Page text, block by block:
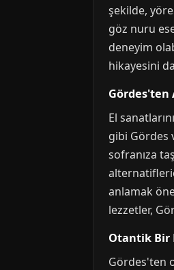
şekilde,
göz nuru
deneyim
hikayesini
Gördes'ten
El
gibi Gördes
sofranıza
anlamak
lezzetler,
Otantik Bir
Gördes'ten